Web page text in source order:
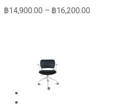
฿14,900.00 – ฿16,200.00